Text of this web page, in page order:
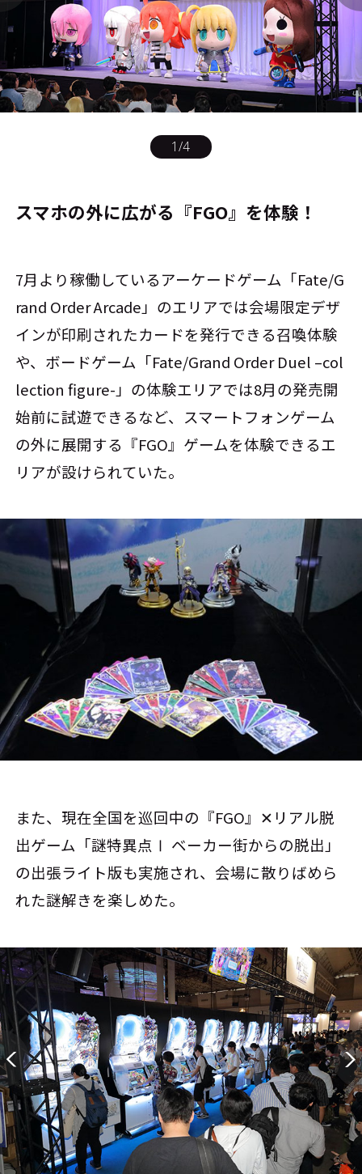
1/4
スマホの外に広がる『FGO』を体験！
7月より稼働しているアーケードゲーム「Fate/G
rand Order Arcade」のエリアでは会場限定デザ
インが印刷されたカードを発行できる召喚体験
や、ボードゲーム「Fate/Grand Order Duel –col
lection figure-」の体験エリアでは8月の発売開
始前に試遊できるなど、スマートフォンゲーム
の外に展開する『FGO』ゲームを体験できるエ
リアが設けられていた。
また、現在全国を巡回中の『FGO』✕リアル脱
出ゲーム「謎特異点Ⅰ ベーカー街からの脱出」
の出張ライト版も実施され、会場に散りばめら
れた謎解きを楽しめた。